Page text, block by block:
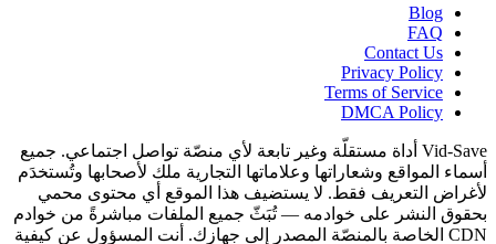
Blog
FAQ
Contact Us
Privacy Policy
Terms of Service
DMCA Policy
Vid-Save أداة مستقلّة وغير تابعة لأي منصّة تواصل اجتماعي. جميع
أسماء المواقع وشعاراتها وعلاماتها التجارية ملك لأصحابها وتُستخدَم
لأغراض التعريف فقط. لا يستضيف هذا الموقع أي محتوى محمي
بحقوق النشر على خوادمه — تُبَثّ جميع الملفات مباشرةً من خوادم
CDN الخاصة بالمنصّة المصدر إلى جهازك. أنت المسؤول عن كيفية